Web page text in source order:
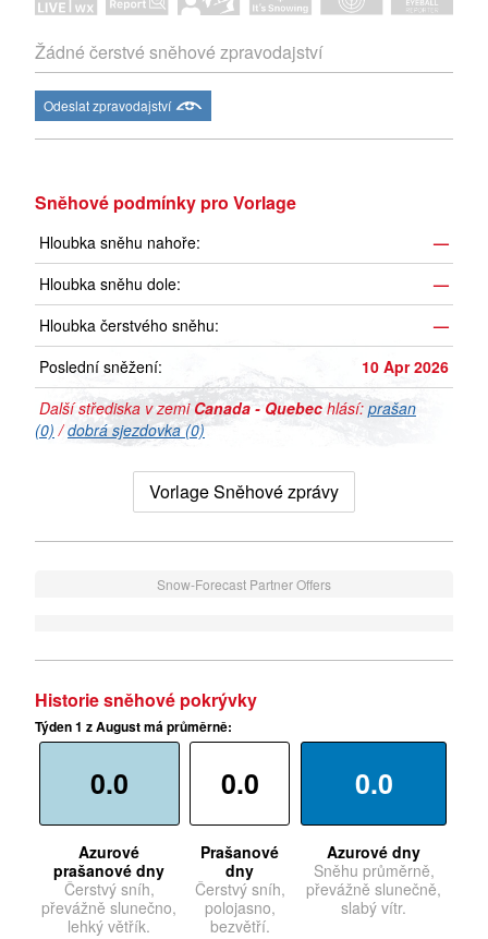
Žádné čerstvé sněhové zpravodajství
Odeslat zpravodajství
Sněhové podmínky pro Vorlage
Hloubka sněhu nahoře:
—
Hloubka sněhu dole:
—
Hloubka čerstvého sněhu:
—
Poslední sněžení:
10 Apr 2026
Další střediska v zemi Canada - Quebec hlásí: prašan
(0) /dobrá sjezdovka (0)
Vorlage Sněhové zprávy
Snow-Forecast Partner Offers
Historie sněhové pokrývky
Týden 1 z August má průměrně:
0.0
Azurové
prašanové dny
Čerstvý sníh,
převážně slunečno,
lehký větřík.
0.0
Prašanové
dny
Čerstvý sníh,
polojasno,
bezvětří.
0.0
Azurové dny
Sněhu průměrně,
převážně slunečně,
slabý vítr.